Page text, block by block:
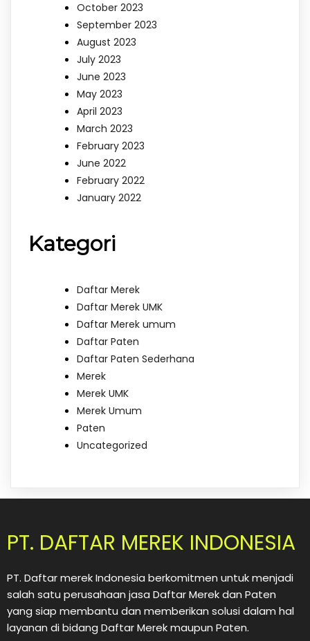
October 2023
September 2023
August 2023
July 2023
June 2023
May 2023
April 2023
March 2023
February 2023
June 2022
February 2022
January 2022
Kategori
Daftar Merek
Daftar Merek UMK
Daftar Merek umum
Daftar Paten
Daftar Paten Sederhana
Merek
Merek UMK
Merek Umum
Paten
Uncategorized
PT. DAFTAR MEREK INDONESIA
PT. Daftar merek Indonesia berkomitmen untuk menjadi
salah satu perusahaan jasa Daftar Merek dan Paten
yang siap membantu dan memberikan solusi dalam hal
layanan di bidang Daftar Merek maupun Paten.